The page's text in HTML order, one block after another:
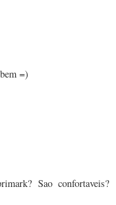
=)
Sao confortaveis?